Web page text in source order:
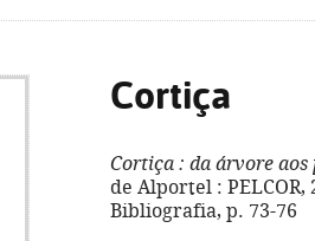
Cortiça
Cortiça : da árvore
de Alportel : PELCOR,
Bibliografia, p. 73-76